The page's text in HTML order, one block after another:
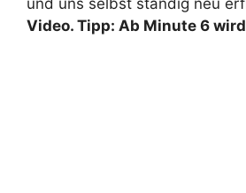
und uns selbst ständig neu
Video. Tipp: Ab Minute 6